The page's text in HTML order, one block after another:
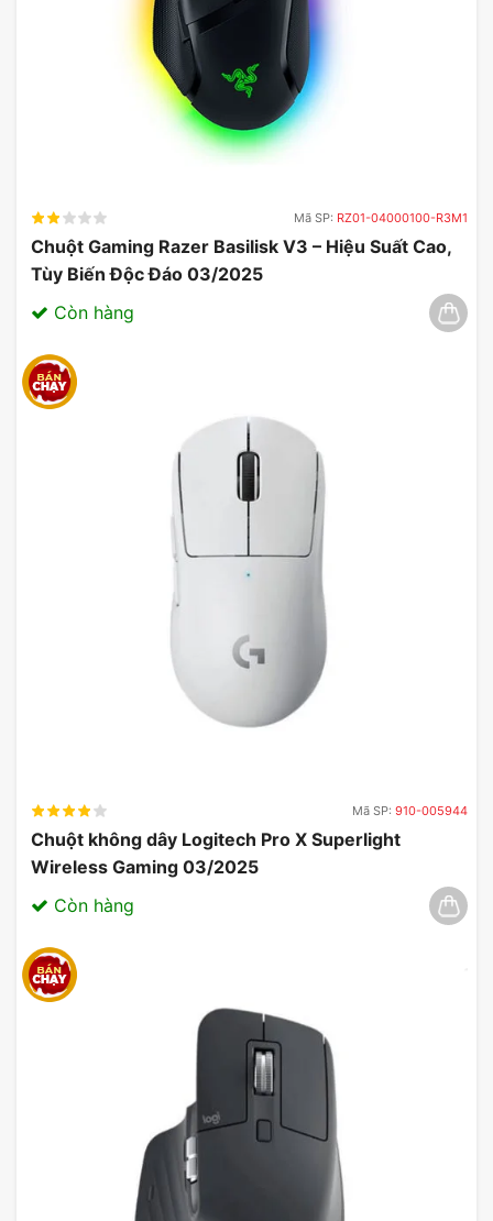
Các nút điều khiển tiện dụng và trực quan trên
chụp tai giúp bạn dễ dàng điều chỉnh âm lượng,
tắt/ bật tiếng micrô hoặc tắt/ bật tai nghe.
Armory Crate là một phần mềm tiện ích được thiết
kế để cung cấp cho bạn quyền kiểm soát tập trung
cho các sản phẩm chơi game được hỗ trợ, giúp
bạn dễ dàng điều chỉnh Tai nghe Asus TUF Gaming
Tham khảo thêm tai nghe asus
Mã SP: RZ01-04000100-R3M1
Chuột Gaming Razer Basilisk V3 – Hiệu Suất Cao,
Tùy Biến Độc Đáo 03/2025
Còn hàng
Mã SP: 910-005944
Chuột không dây Logitech Pro X Superlight
Wireless Gaming 03/2025
Còn hàng